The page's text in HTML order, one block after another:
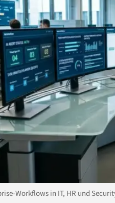
Workflows in IT, HR und